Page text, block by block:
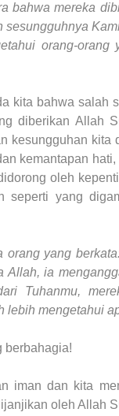
bahwa mereka
orang-
kita bahwa salah
diberikan Allah
kesungguhan kita
kemantapan
oleh
seperti yang
orang yang
Allah, ia
Tuhanmu,
lebih mengetahui
berbahagia!
iman dan kita
oleh Allah